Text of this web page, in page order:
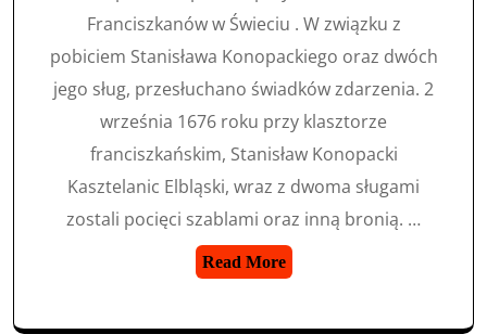
Franciszkanów w Świeciu . W związku z
pobiciem Stanisława Konopackiego oraz dwóch
jego sług, przesłuchano świadków zdarzenia. 2
września 1676 roku przy klasztorze
franciszkańskim, Stanisław Konopacki
Kasztelanic Elbląski, wraz z dwoma sługami
zostali pocięci szablami oraz inną bronią. …
Read More